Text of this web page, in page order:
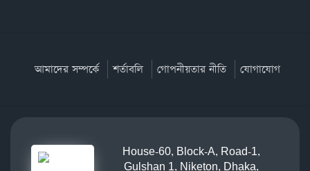
আমাদের সম্পর্কে শর্তাবলি গোপনীয়তার নীতি যোগাযোগ
House-60, Block-A, Road-1,
Gulshan 1, Niketon, Dhaka,